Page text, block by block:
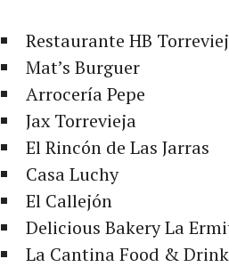
Restaurante HB
Mat’s Burguer
Arrocería Pepe
Jax Torrevieja
El Rincón de Las Jarras
Casa Luchy
El Callejón
Delicious Bakery La
La Cantina Food &